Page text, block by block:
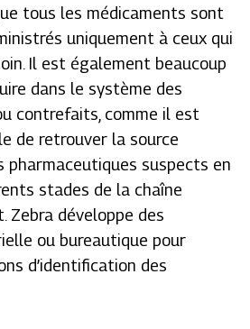
tous les médicaments sont
uniquement à ceux qui
Il est également beaucoup
dans le système des
contrefaits, comme il est
de retrouver la source
pharmaceutiques suspects en
stades de la chaîne
Zebra développe des
ou bureautique pour
d’identification des